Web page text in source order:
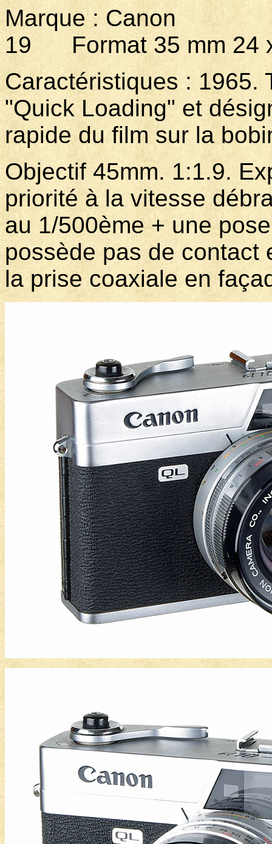
Marque : Canon
19 Format 35 mm 24
Caractéristiques : 1965.
"Quick Loading" et
rapide du film sur la
Objectif 45mm. 1:1.9.
priorité à la vitesse
au 1/500ème + une
possède pas de contact
la prise coaxiale en